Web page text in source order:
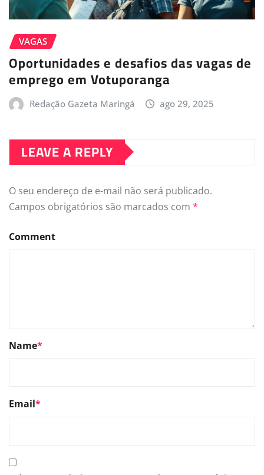
VAGAS
Oportunidades e desafios das vagas de
emprego em Votuporanga
Redação Gazeta Maringá ago 29, 2025
LEAVE A REPLY
O seu endereço de e-mail não será publicado.
Campos obrigatórios são marcados com *
Comment
Name*
Email*